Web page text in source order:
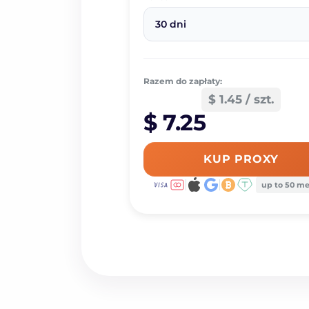
30 dni
Razem do zapłaty:
$ 1.45 / szt.
$ 7.25
KUP PROXY
up to 50